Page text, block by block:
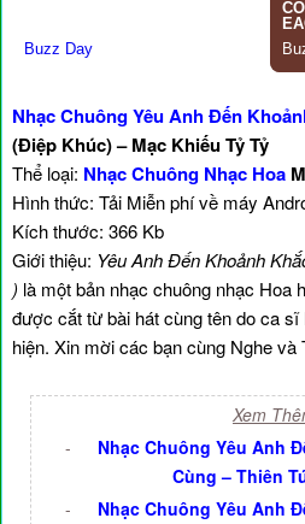
Nhạc Chuông Yêu Anh Đến
(Điệp Khúc) – Mạc Khiếu Tỷ Tỷ
Thể loại: Nhạc Chuông Nhạc Hoa
Hình thức: Tải Miễn phí về máy
Kích thước: 366 Kb
Giới thiệu: Yêu Anh Đến Khoảnh
) là một bản nhạc chuông nhạc Hoa
được cắt từ bài hát cùng tên do ca
hiện. Xin mời các bạn cùng Nghe và
Xem
-
Nhạc Chuông Yêu Anh
Cùng – Thiên
-
Nhạc Chuông Yêu Anh